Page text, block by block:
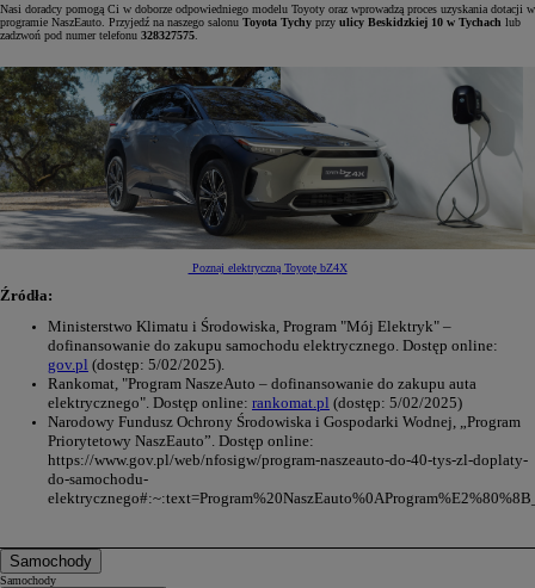
Nasi doradcy pomogą Ci w doborze odpowiedniego modelu Toyoty oraz wprowadzą proces uzyskania dotacji w
programie NaszEauto. Przyjedź na naszego salonu Toyota Tychy przy ulicy Beskidzkiej 10 w Tychach lub
zadzwoń pod numer telefonu 328327575.
Poznaj elektryczną Toyotę bZ4X
Źródła:
Ministerstwo Klimatu i Środowiska, Program "Mój Elektryk" –
dofinansowanie do zakupu samochodu elektrycznego. Dostęp online:
gov.pl (dostęp: 5/02/2025).
Rankomat, "Program NaszeAuto – dofinansowanie do zakupu auta
elektrycznego". Dostęp online: rankomat.pl (dostęp: 5/02/2025)
Narodowy Fundusz Ochrony Środowiska i Gospodarki Wodnej, „Program
Priorytetowy NaszEauto”. Dostęp online:
https://www.gov.pl/web/nfosigw/program-naszeauto-do-40-tys-zl-doplaty-
do-samochodu-
Samochody
Samochody